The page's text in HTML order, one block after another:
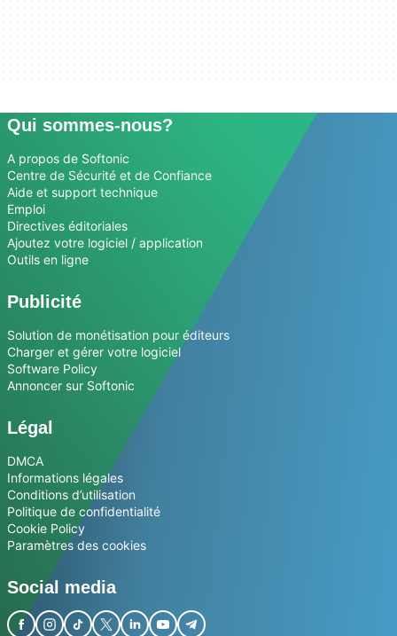
Qui sommes-nous?
A propos de Softonic
Centre de Sécurité et de Confiance
Aide et support technique
Emploi
Directives éditoriales
Ajoutez votre logiciel / application
Outils en ligne
Publicité
Solution de monétisation pour éditeurs
Charger et gérer votre logiciel
Software Policy
Annoncer sur Softonic
Légal
DMCA
Informations légales
Conditions d’utilisation
Politique de confidentialité
Cookie Policy
Paramètres des cookies
Social media